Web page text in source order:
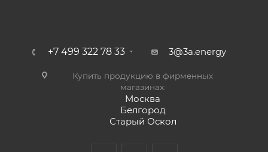
+7 499 322 78 33 3@3a.energy
Купить продукцию в фирменных
магазинах:
Москва
Белгород
Старый Оскол